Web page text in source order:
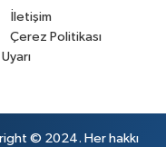
İletişim
Çerez Politikası
© 2024. Her hakkı